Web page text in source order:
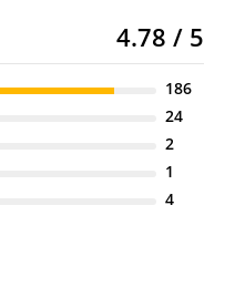
4.78 / 5
186
24
2
1
4